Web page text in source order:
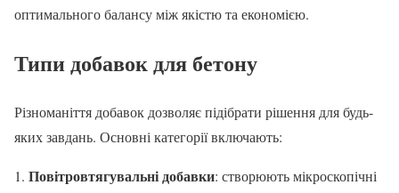
оптимального балансу між якістю та економією.
Типи добавок для бетону
Різноманіття добавок дозволяє підібрати рішення для будь-
яких завдань. Основні категорії включають:
Повітровтягувальні добавки: створюють мікроскопічні